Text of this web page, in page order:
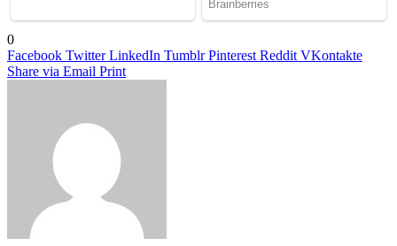
0
Facebook Twitter LinkedIn Tumblr Pinterest Reddit VKontakte
Share via Email Print